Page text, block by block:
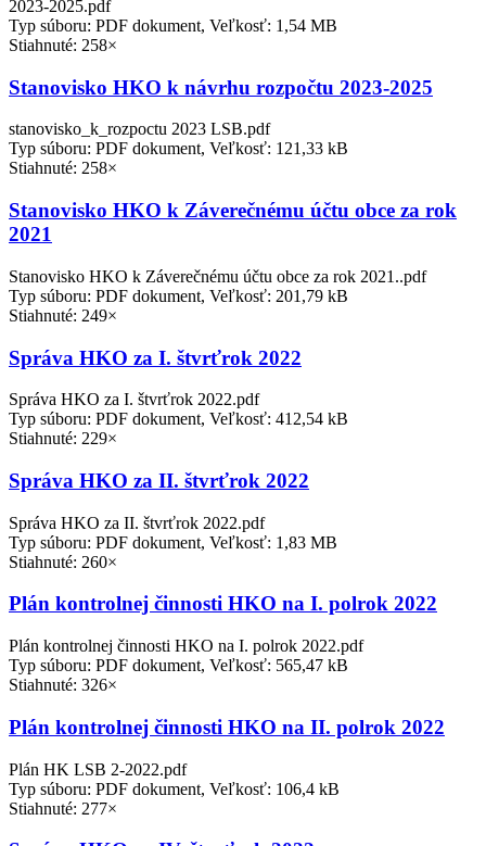
2023-2025.pdf
Typ súboru: PDF dokument, Veľkosť: 1,54 MB
Stiahnuté: 258×
Stanovisko HKO k návrhu rozpočtu 2023-2025
stanovisko_k_rozpoctu 2023 LSB.pdf
Typ súboru: PDF dokument, Veľkosť: 121,33 kB
Stiahnuté: 258×
Stanovisko HKO k Záverečnému účtu obce za rok
2021
Stanovisko HKO k Záverečnému účtu obce za rok 2021..pdf
Typ súboru: PDF dokument, Veľkosť: 201,79 kB
Stiahnuté: 249×
Správa HKO za I. štvrťrok 2022
Správa HKO za I. štvrťrok 2022.pdf
Typ súboru: PDF dokument, Veľkosť: 412,54 kB
Stiahnuté: 229×
Správa HKO za II. štvrťrok 2022
Správa HKO za II. štvrťrok 2022.pdf
Typ súboru: PDF dokument, Veľkosť: 1,83 MB
Stiahnuté: 260×
Plán kontrolnej činnosti HKO na I. polrok 2022
Plán kontrolnej činnosti HKO na I. polrok 2022.pdf
Typ súboru: PDF dokument, Veľkosť: 565,47 kB
Stiahnuté: 326×
Plán kontrolnej činnosti HKO na II. polrok 2022
Plán HK LSB 2-2022.pdf
Typ súboru: PDF dokument, Veľkosť: 106,4 kB
Stiahnuté: 277×